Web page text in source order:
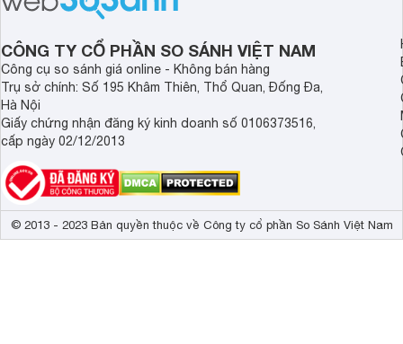
CÔNG TY CỔ PHẦN SO SÁNH VIỆT NAM
Công cụ so sánh giá online - Không bán hàng
Trụ sở chính: Số 195 Khâm Thiên, Thổ Quan, Đống Đa,
Hà Nội
Giấy chứng nhận đăng ký kinh doanh số 0106373516,
cấp ngày 02/12/2013
© 2013 - 2023 Bản quyền thuộc về Công ty cổ phần So Sánh Việt Nam